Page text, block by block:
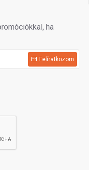
ha
Felíratkozom